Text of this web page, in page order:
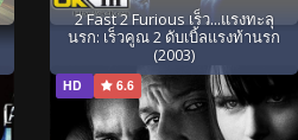
2 Fast 2 Furious เร็ว...แรงทะลุ
นรก: เร็วคูณ 2 ดับเบิ้ลแรงท้านรก
(2003)
HD 6.6